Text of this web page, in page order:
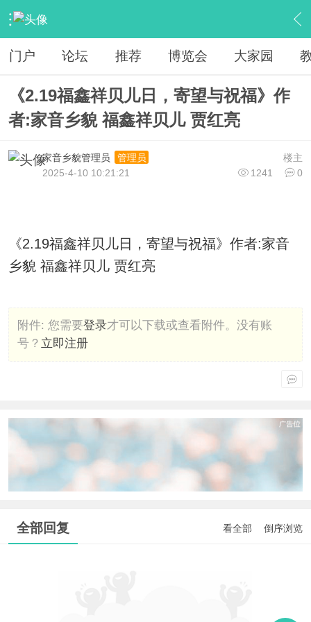
› 家乡资讯 › 城乡政务 › 内容
门户 论坛 推荐 博览会 大家园
《2.19福鑫祥贝儿日，寄望与祝福》作
者:家音乡貌 福鑫祥贝儿 贾红亮
楼主
家音乡貌管理员
管理员
1241
0
2025-4-10 10:21:21
《2.19福鑫祥贝儿日，寄望与祝福》作者:家音
乡貌 福鑫祥贝儿 贾红亮
附件: 您需要登录才可以下载或查看附件。没有账
号？ 立即注册
全部回复 看全部 倒序浏览